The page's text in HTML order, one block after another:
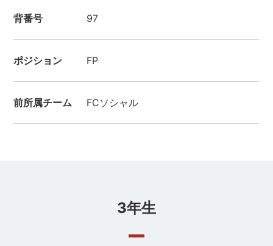
背番号 97
ポジション FP
前所属チーム FCソシャル
3年生